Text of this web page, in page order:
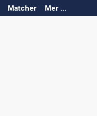
Matcher Mer ...